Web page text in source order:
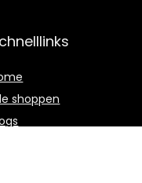
shoppen